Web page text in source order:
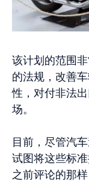
该计划的范围
的法规，改善
性，对付非法
场。
目前，尽管汽
试图将这些标
之前评论的那